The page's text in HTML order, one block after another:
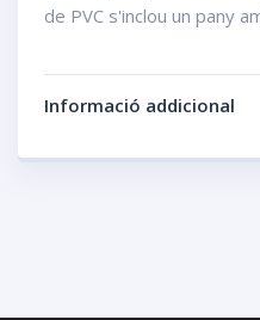
de PVC s'inclou un pany
Informació addicional